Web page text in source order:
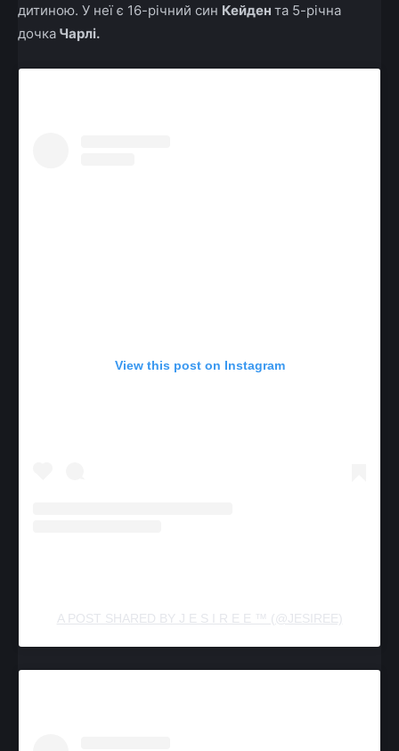
дитиною. У неї є 16-річний син Кейден та 5-річна
дочка Чарлі.
View this post on Instagram
A POST SHARED BY J E S I R E E ™ (@JESIREE)